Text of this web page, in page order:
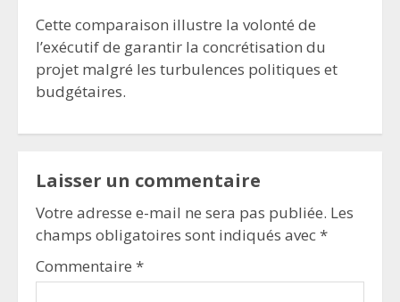
Cette comparaison illustre la volonté de
l’exécutif de garantir la concrétisation du
projet malgré les turbulences politiques et
budgétaires.
Laisser un commentaire
Votre adresse e-mail ne sera pas publiée. Les
champs obligatoires sont indiqués avec*
Commentaire *